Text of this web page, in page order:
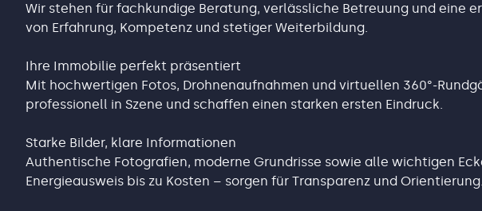
Wir stehen für fachkundige Beratung, verlässliche Betreuung und eine
von Erfahrung, Kompetenz und stetiger Weiterbildung.
Ihre Immobilie perfekt präsentiert
Mit hochwertigen Fotos, Drohnenaufnahmen und virtuellen 360°-
professionell in Szene und schaffen einen starken ersten Eindruck.
Starke Bilder, klare Informationen
Authentische Fotografien, moderne Grundrisse sowie alle wichtigen
Energieausweis bis zu Kosten – sorgen für Transparenz und Orientierung.